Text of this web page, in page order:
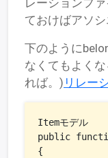
レーションフ
ておけばアソシ
下のように
なくてもよく
れば。) リレー
Itemモデル
public
{